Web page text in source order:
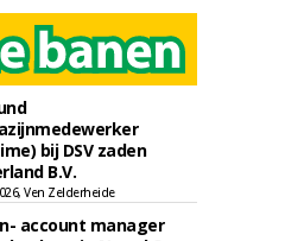
bij DSV zaden
B.V.
Ven Zelderheide
account manager